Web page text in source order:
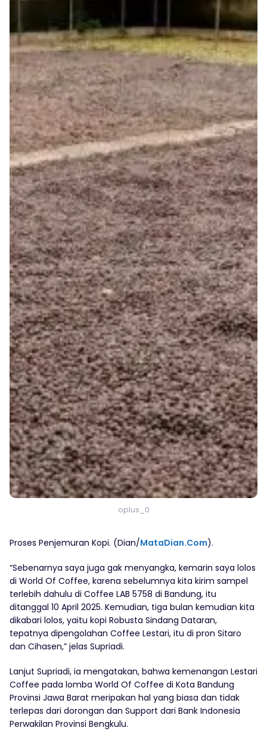
oplus_0
Proses Penjemuran Kopi. (Dian/MataDian.Com).
“Sebenarnya saya juga gak menyangka, kemarin saya lolos
di World Of Coffee, karena sebelumnya kita kirim sampel
terlebih dahulu di Coffee LAB 5758 di Bandung, itu
ditanggal 10 April 2025. Kemudian, tiga bulan kemudian kita
dikabari lolos, yaitu kopi Robusta Sindang Dataran,
tepatnya dipengolahan Coffee Lestari, itu di pron Sitaro
dan Cihasen,” jelas Supriadi.
Lanjut Supriadi, ia mengatakan, bahwa kemenangan Lestari
Coffee pada lomba World Of Coffee di Kota Bandung
Provinsi Jawa Barat meripakan hal yang biasa dan tidak
terlepas dari dorongan dan Support dari Bank Indonesia
Perwakilan Provinsi Bengkulu.